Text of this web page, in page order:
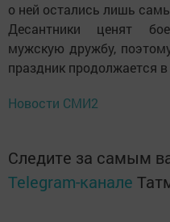
о ней остались лишь
Десантники ценят
мужскую дружбу,
праздник продолжается
Новости СМИ2
Следите за самым
Telegram-канале